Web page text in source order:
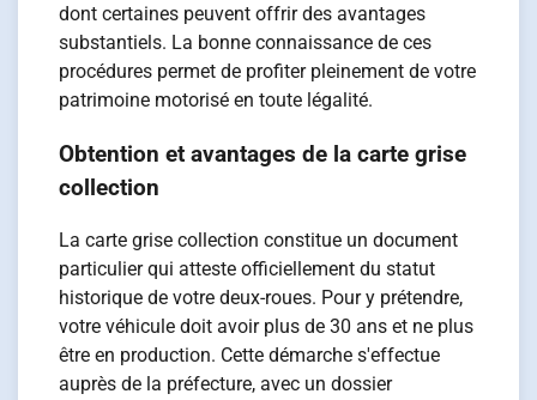
dont certaines peuvent offrir des avantages
substantiels. La bonne connaissance de ces
procédures permet de profiter pleinement de votre
patrimoine motorisé en toute légalité.
Obtention et avantages de la carte grise
collection
La carte grise collection constitue un document
particulier qui atteste officiellement du statut
historique de votre deux-roues. Pour y prétendre,
votre véhicule doit avoir plus de 30 ans et ne plus
être en production. Cette démarche s'effectue
auprès de la préfecture, avec un dossier